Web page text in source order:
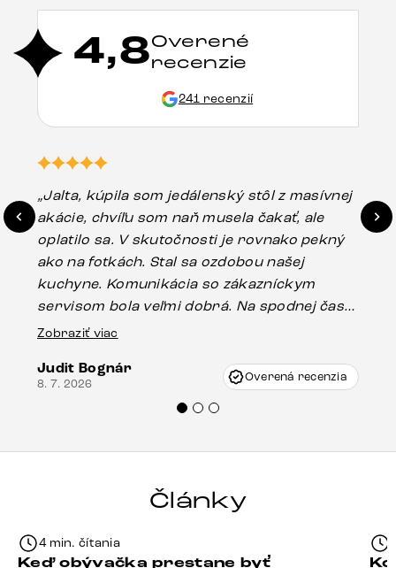
4,8Overené
recenzie
241 recenzií
„Jalta, kúpila som jedálenský stôl z masívnej
akácie, chvíľu som naň musela čakať, ale
oplatilo sa. V skutočnosti je rovnako pekný
ako na fotkách. Stal sa ozdobou našej
kuchyne. Komunikácia so zákazníckym
servisom bola veľmi dobrá. Na spodnej časti
stola bolo malé poškodenie, pravdepodobne
Vincze pri riešení mojej záležitosti pristúpili
veľmi korektne. Odporúčam produkty Delife
Zobraziť viac
Judit Bognár
8. 7. 2026 Overená recenzia
Články
4 min. čítania
Keď obývačka prestane byť